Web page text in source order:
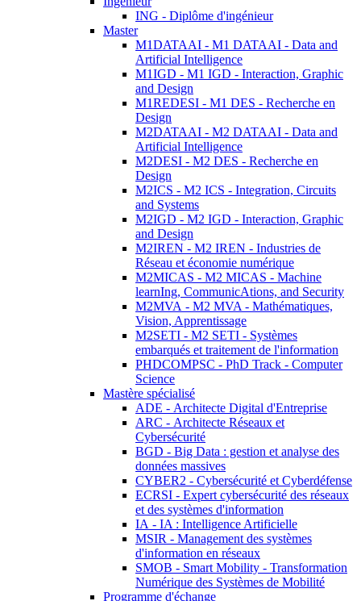
ING - Diplôme d'ingénieur
Master
M1DATAAI - M1 DATAAI - Data and
Artificial Intelligence
M1IGD - M1 IGD - Interaction, Graphic
and Design
M1REDESI - M1 DES - Recherche en
Design
M2DATAAI - M2 DATAAI - Data and
Artificial Intelligence
M2DESI - M2 DES - Recherche en
Design
M2ICS - M2 ICS - Integration, Circuits
and Systems
M2IGD - M2 IGD - Interaction, Graphic
and Design
M2IREN - M2 IREN - Industries de
Réseau et économie numérique
M2MICAS - M2 MICAS - Machine
learnIng, CommunicAtions, and Security
M2MVA - M2 MVA - Mathématiques,
Vision, Apprentissage
M2SETI - M2 SETI - Systèmes
embarqués et traitement de l'information
PHDCOMPSC - PhD Track - Computer
Science
Mastère spécialisé
ADE - Architecte Digital d'Entreprise
ARC - Architecte Réseaux et
Cybersécurité
BGD - Big Data : gestion et analyse des
données massives
CYBER2 - Cybersécurité et Cyberdéfense
ECRSI - Expert cybersécurité des réseaux
et des systèmes d'information
IA - IA : Intelligence Artificielle
MSIR - Management des systèmes
d'information en réseaux
SMOB - Smart Mobility - Transformation
Numérique des Systèmes de Mobilité
Programme d'échange